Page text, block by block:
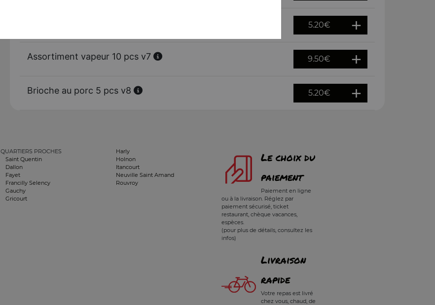
5.20€
Assortiment vapeur 10 pcs v7 9.50€
Brioche au porc 5 pcs v8 5.20€
QUARTIERS PROCHES
Saint Quentin
Dallon
Fayet
Francilly Selency
Gauchy
Gricourt
Harly
Holnon
Itancourt
Neuville Saint Amand
Rouvroy
Le choix du
paiement
Paiement en ligne
ou à la livraison. Réglez par
paiement sécurisé, ticket
restaurant, chèque vacances,
espèces.
(pour plus de détails, consultez les
infos)
Livraison
rapide
Votre repas est livré
chez vous, chaud, de